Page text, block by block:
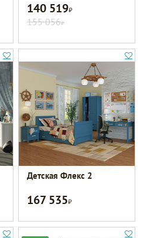
140 519Р
155 056Р
Детская Флекс 2
167 535Р